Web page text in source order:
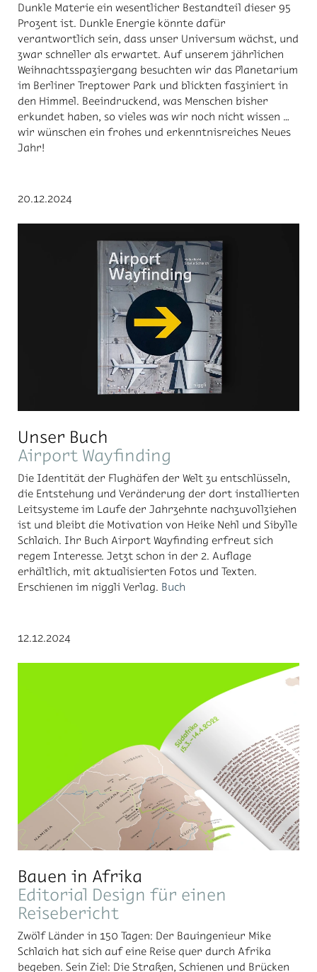
Dunkle Materie ein wesentlicher Bestandteil dieser 95
Prozent ist. Dunkle Energie könnte dafür
verantwortlich sein, dass unser Universum wächst, und
zwar schneller als erwartet. Auf unserem jährlichen
Weihnachtsspaziergang besuchten wir das Planetarium
im Berliner Treptower Park und blickten fasziniert in
den Himmel. Beeindruckend, was Menschen bisher
erkundet haben, so vieles was wir noch nicht wissen …
wir wünschen ein frohes und erkenntnisreiches Neues
Jahr!
20.12.2024
Unser Buch
Airport Wayfinding
Die Identität der Flughäfen der Welt zu entschlüsseln,
die Entstehung und Veränderung der dort installierten
Leitsysteme im Laufe der Jahrzehnte nachzuvollziehen
ist und bleibt die Motivation von Heike Nehl und Sibylle
Schlaich. Ihr Buch Airport Wayfinding erfreut sich
regem Interesse. Jetzt schon in der 2. Auflage
erhältlich, mit aktualisierten Fotos und Texten.
Erschienen im niggli Verlag. Buch
12.12.2024
Bauen in Afrika
Editorial Design für einen
Reisebericht
Zwölf Länder in 150 Tagen: Der Bauingenieur Mike
Schlaich hat sich auf eine Reise quer durch Afrika
begeben. Sein Ziel: Die Straßen, Schienen und Brücken